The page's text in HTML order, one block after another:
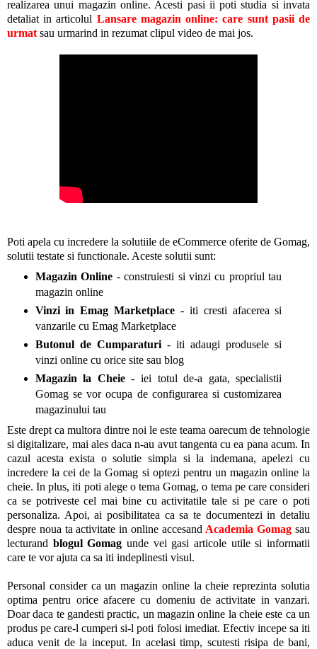
realizarea unui magazin online. Acesti pasi ii poti studia si invata
detaliat in articolul Lansare magazin online: care sunt pasii de
urmat sau urmarind in rezumat clipul video de mai jos.
Poti apela cu incredere la solutiile de eCommerce oferite de Gomag,
solutii testate si functionale. Aceste solutii sunt:
Magazin Online - construiesti si vinzi cu propriul tau
magazin online
Vinzi in Emag Marketplace - iti cresti afacerea si
vanzarile cu Emag Marketplace
Butonul de Cumparaturi- iti adaugi produsele si
vinzi online cu orice site sau blog
Magazin la Cheie- iei totul de-a gata, specialistii
Gomag se vor ocupa de configurarea si customizarea
magazinului tau
Este drept ca multora dintre noi le este teama oarecum de tehnologie
si digitalizare, mai ales daca n-au avut tangenta cu ea pana acum. In
cazul acesta exista o solutie simpla si la indemana, apelezi cu
incredere la cei de la Gomag si optezi pentru un magazin online la
cheie. In plus, iti poti alege o tema Gomag, o tema pe care consideri
ca se potriveste cel mai bine cu activitatile tale si pe care o poti
personaliza. Apoi, ai posibilitatea ca sa te documentezi in detaliu
despre noua ta activitate in online accesand Academia Gomag sau
lecturand blogul Gomag unde vei gasi articole utile si informatii
care te vor ajuta ca sa iti indeplinesti visul.
Personal consider ca un magazin online la cheie reprezinta solutia
optima pentru orice afacere cu domeniu de activitate in vanzari.
Doar daca te gandesti practic, un magazin online la cheie este ca un
produs pe care-l cumperi si-l poti folosi imediat. Efectiv incepe sa iti
aduca venit de la inceput. In acelasi timp, scutesti risipa de bani,